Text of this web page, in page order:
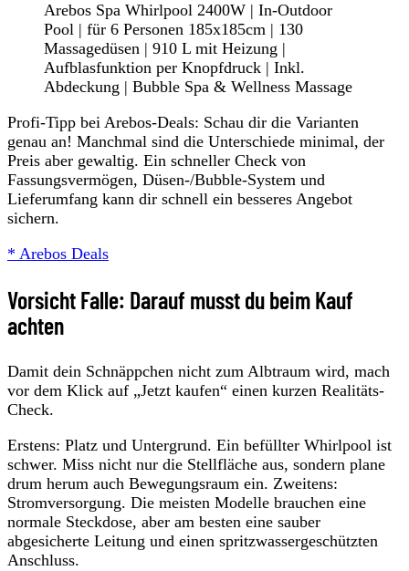
Arebos Spa Whirlpool 2400W | In-Outdoor
Pool | für 6 Personen 185x185cm | 130
Massagedüsen | 910 L mit Heizung |
Aufblasfunktion per Knopfdruck | Inkl.
Abdeckung | Bubble Spa & Wellness Massage
Profi-Tipp bei Arebos-Deals: Schau dir die Varianten
genau an! Manchmal sind die Unterschiede minimal, der
Preis aber gewaltig. Ein schneller Check von
Fassungsvermögen, Düsen-/Bubble-System und
Lieferumfang kann dir schnell ein besseres Angebot
sichern.
* Arebos Deals
Vorsicht Falle: Darauf musst du beim Kauf
achten
Damit dein Schnäppchen nicht zum Albtraum wird, mach
vor dem Klick auf „Jetzt kaufen“ einen kurzen Realitäts-
Check.
Erstens: Platz und Untergrund. Ein befüllter Whirlpool ist
schwer. Miss nicht nur die Stellfläche aus, sondern plane
drum herum auch Bewegungsraum ein. Zweitens:
Stromversorgung. Die meisten Modelle brauchen eine
normale Steckdose, aber am besten eine sauber
abgesicherte Leitung und einen spritzwassergeschützten
Anschluss.